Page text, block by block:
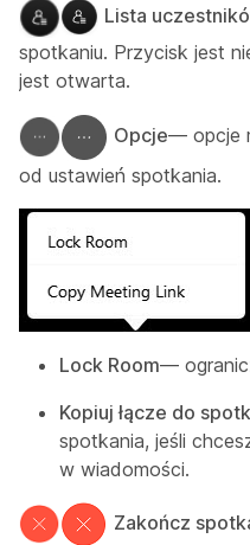
Lista
spotkaniu. Przycisk jest
jest otwarta.
Opcje— opcje
od ustawień spotkania.
Lock Room—
Kopiuj łącze do
spotkania, jeśli
w wiadomości.
Zakończ